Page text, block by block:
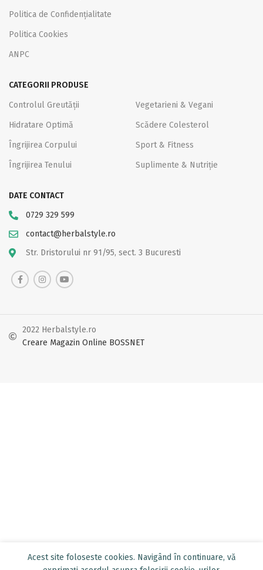
Politica de Confidențialitate
Politica Cookies
ANPC
CATEGORII PRODUSE
Controlul Greutății
Hidratare Optimă
Îngrijirea Corpului
Îngrijirea Tenului
Vegetarieni & Vegani
Scădere Colesterol
Sport & Fitness
Suplimente & Nutriție
DATE CONTACT
0729 329 599
contact@herbalstyle.ro
Str. Dristorului nr 91/95, sect. 3 Bucuresti
2022 Herbalstyle.ro
Creare Magazin Online BOSSNET
Acest site foloseste cookies. Navigând în continuare, vă